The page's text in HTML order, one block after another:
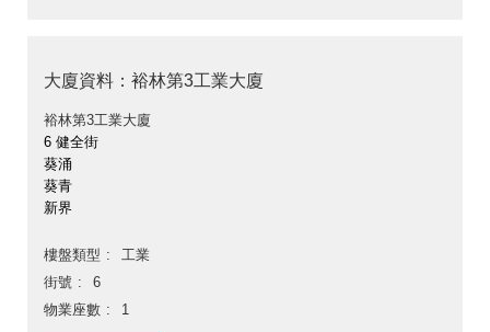
大廈資料：裕林第3工業大廈
裕林第3工業大廈
6 健全街
葵涌
葵青
新界
樓盤類型
工業
街號
6
物業座數
1